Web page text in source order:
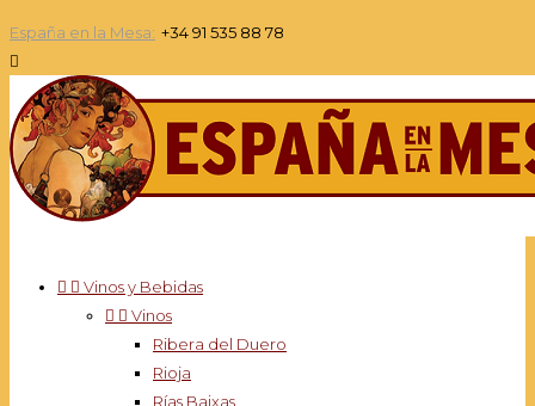
España en la Mesa: +34 91 535 88 78

  Vinos y Bebidas
  Vinos
Ribera del Duero
Rioja
Rías Baixas